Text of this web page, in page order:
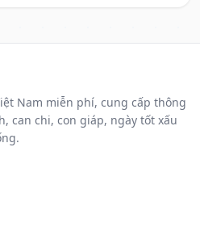
Nam miễn phí, cung cấp thông
can chi, con giáp, ngày tốt xấu